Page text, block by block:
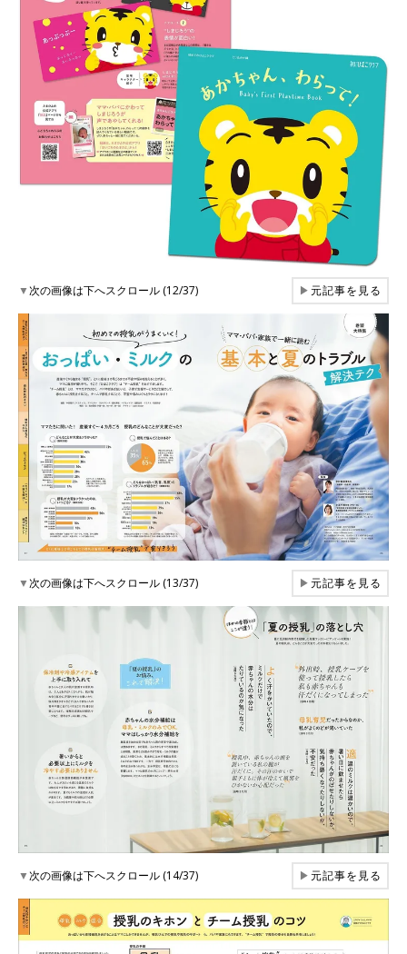
▼次の画像は下へスクロール (12/37) ▶元記事を見る
▼次の画像は下へスクロール (13/37) ▶元記事を見る
▼次の画像は下へスクロール (14/37) ▶元記事を見る